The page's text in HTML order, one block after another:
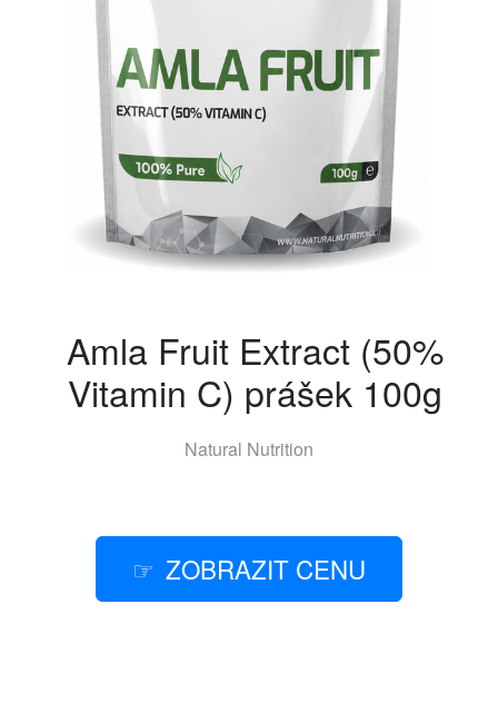
Amla Fruit Extract (50%
Vitamin C) prášek 100g
Natural Nutrition
ZOBRAZIT CENU